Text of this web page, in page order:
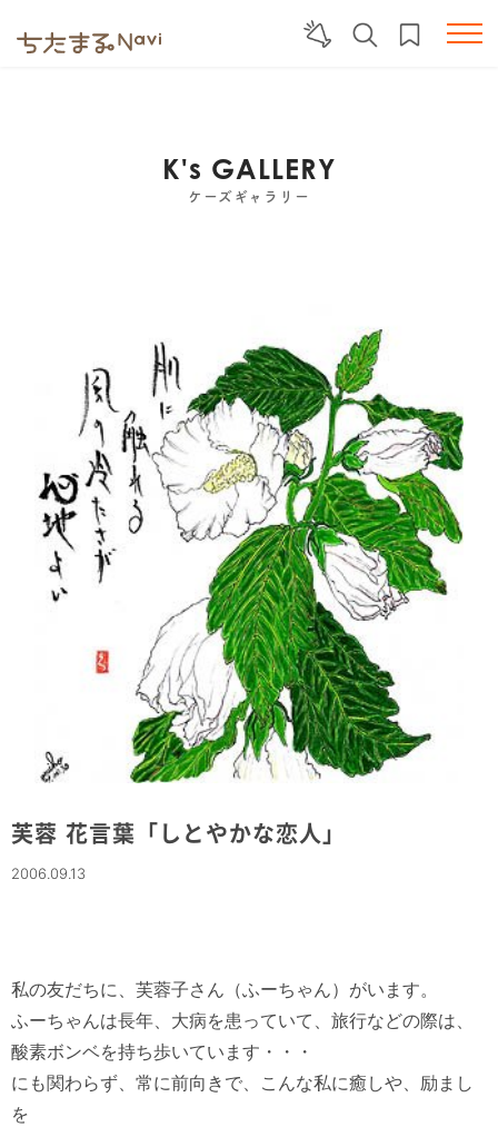
K's GALLERY
ケーズギャラリー
芙蓉 花言葉「しとやかな恋人」
2006.09.13
私の友だちに、芙蓉子さん（ふーちゃん）がいます。
ふーちゃんは長年、大病を患っていて、旅行などの際は、
酸素ボンベを持ち歩いています・・・
にも関わらず、常に前向きで、こんな私に癒しや、励まし
を